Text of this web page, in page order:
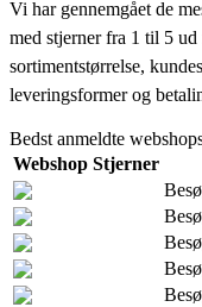
Vi har gennemgået de
med stjerner fra 1 til 5
sortimentstørrelse,
leveringsformer og
Bedst anmeldte
Webshop Stjerner